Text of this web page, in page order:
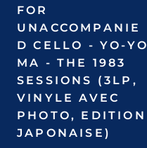
FOR
UNACCOMPANIE
D CELLO - YO-YO
MA - THE 1983
SESSIONS (3LP,
VINYLE AVEC
PHOTO, EDITION
JAPONAISE)